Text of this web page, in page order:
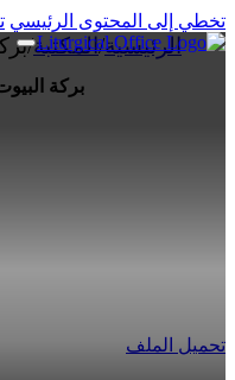
تخطي إلى المحتوى الرئيسي
الرئيسية/المكتبة/
بركة
تحميل الملف